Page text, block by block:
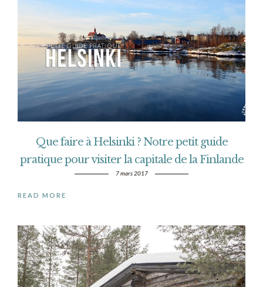
Que faire à Helsinki ? Notre petit guide
pratique pour visiter la capitale de la Finlande
7 mars 2017
READ MORE